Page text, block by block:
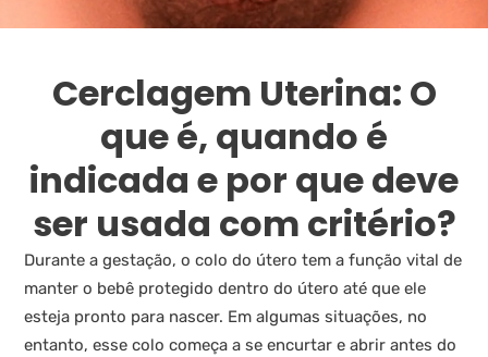
Cerclagem Uterina: O
que é, quando é
indicada e por que deve
ser usada com critério?
Durante a gestação, o colo do útero tem a função vital de
manter o bebê protegido dentro do útero até que ele
esteja pronto para nascer. Em algumas situações, no
entanto, esse colo começa a se encurtar e abrir antes do